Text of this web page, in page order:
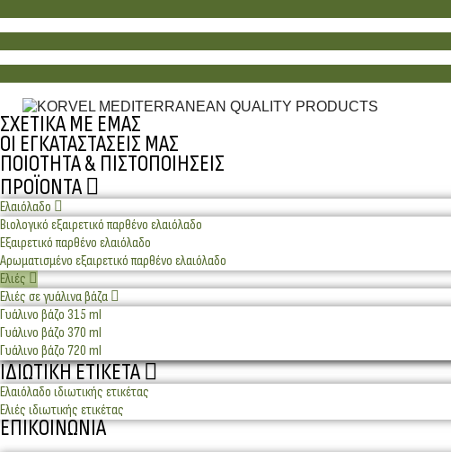
ΣΧΕΤΙΚΆ ΜΕ ΕΜΆΣ
ΟΙ ΕΓΚΑΤΑΣΤΆΣΕΙΣ ΜΑΣ
ΠΟΙΌΤΗΤΑ & ΠΙΣΤΟΠΟΙΉΣΕΙΣ
ΠΡΟΪΌΝΤΑ
Ελαιόλαδο
Βιολογικό εξαιρετικό παρθένο ελαιόλαδο
Εξαιρετικό παρθένο ελαιόλαδο
Αρωματισμένο εξαιρετικό παρθένο ελαιόλαδο
Ελιές
Ελιές σε γυάλινα βάζα
Γυάλινο βάζο 315 ml
Γυάλινο βάζο 370 ml
Γυάλινο βάζο 720 ml
ΙΔΙΩΤΙΚΉ ΕΤΙΚΈΤΑ
Ελαιόλαδο ιδιωτικής ετικέτας
Ελιές ιδιωτικής ετικέτας
ΕΠΙΚΟΙΝΩΝΊΑ